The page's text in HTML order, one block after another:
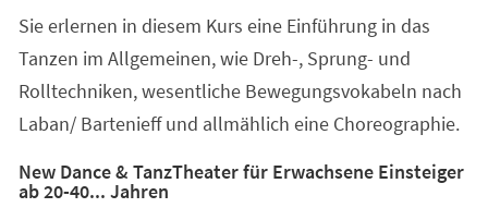
Sie erlernen in diesem Kurs eine Einführung in das
Tanzen im Allgemeinen, wie Dreh-, Sprung- und
Rolltechniken, wesentliche Bewegungsvokabeln nach
Laban/ Bartenieff und allmählich eine Choreographie.
New Dance & TanzTheater für Erwachsene Einsteiger
ab 20-40... Jahren